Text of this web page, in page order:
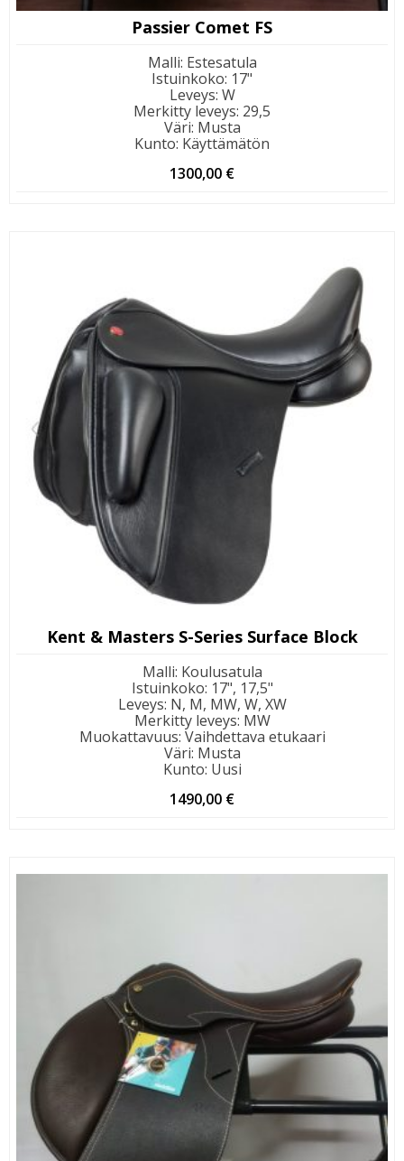
Passier Comet FS
Malli: Estesatula
Istuinkoko: 17"
Leveys: W
Merkitty leveys: 29,5
Väri: Musta
Kunto: Käyttämätön
1300,00 €
Kent & Masters S-Series Surface Block
Malli: Koulusatula
Istuinkoko: 17", 17,5"
Leveys: N, M, MW, W, XW
Merkitty leveys: MW
Muokattavuus: Vaihdettava etukaari
Väri: Musta
Kunto: Uusi
1490,00 €